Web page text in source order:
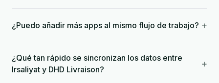
¿Puedo añadir más apps al mismo flujo de trabajo? +
¿Qué tan rápido se sincronizan los datos entre
Irsaliyat y DHD Livraison?
+